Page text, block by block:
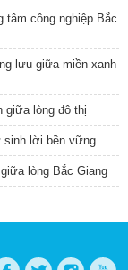
tâm công nghiệp Bắc
lưu giữa miền xanh
giữa lòng đô thị
sinh lời bền vững
lòng Bắc Giang